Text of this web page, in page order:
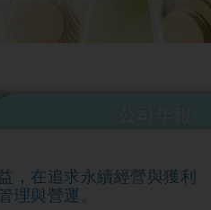
，在追求永續經營與獲利
理與營運。